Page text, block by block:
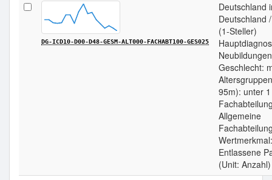
DG-ICD10-D00-D48-GESM-ALT000-FACHABT100-GES025
Deutschland
Deutschland
(1-Steller)
Geschlecht:
95m): unter
Allgemeine
Wertmerkmal:
Entlassene
(Unit: Anzahl)